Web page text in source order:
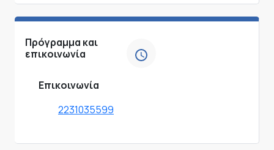
Πρόγραμμα και
επικοινωνία
Επικοινωνία
2231035599